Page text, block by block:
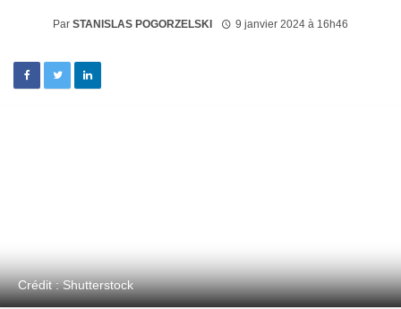
Par STANISLAS POGORZELSKI 9 janvier 2024 à 16h46
Crédit : Shutterstock